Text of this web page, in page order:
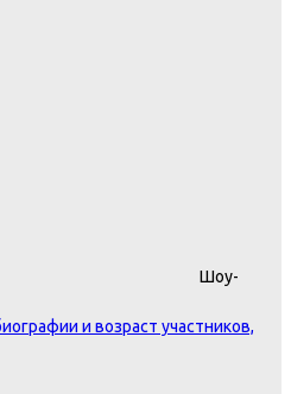
Шоу-
и возраст участников,